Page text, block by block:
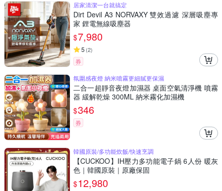
居家清潔一台就搞定
Dirt Devil A3 NORVAXY 雙效過濾 深層吸塵專
家 鋰電無線吸塵器
$7,980
5 (2)
券
氛圍感夜燈 納米噴霧更細膩更保濕
二合一超靜音夜燈加濕器 桌面空氣清淨機 噴霧
器 緩解乾燥 300ML 納米霧化加濕機
$346
券
韓國原裝/多功能炊飯/快速烹調
【CUCKOO】IH壓力多功能電子鍋 6人份 暖灰
色｜韓國原裝｜原廠保固
$12,980